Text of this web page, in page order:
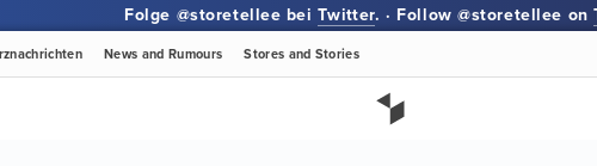
Folge @storetellee beiTwitter. · Follow @storetellee on
News and Rumours Stores and Stories